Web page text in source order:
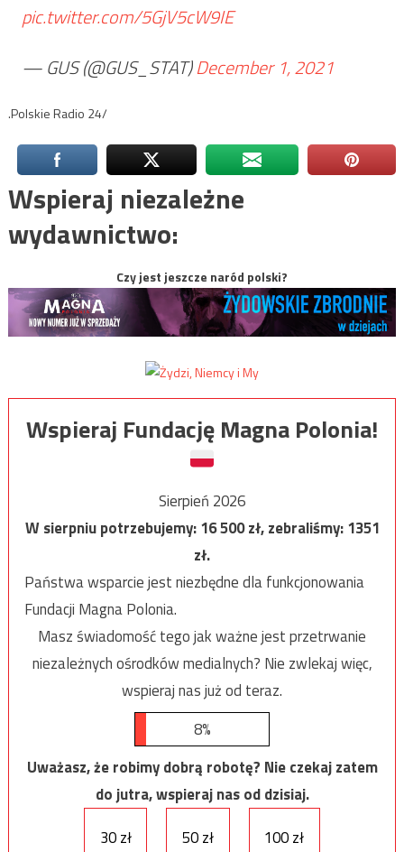
pic.twitter.com/5GjV5cW9IE
— GUS (@GUS_STAT)December 1, 2021
.Polskie Radio 24/
Wspieraj niezależne
wydawnictwo:
Czy jest jeszcze naród polski?
Wspieraj Fundację Magna Polonia!
Sierpień 2026
W sierpniu potrzebujemy:16 500zł, zebraliśmy:1351
zł.
Państwa wsparcie jest niezbędne dla funkcjonowania
Fundacji Magna Polonia.
Masz świadomość tego jak ważne jest przetrwanie
niezależnych ośrodków medialnych? Nie zwlekaj więc,
wspieraj nas już od teraz.
8%
Uważasz, że robimy dobrą robotę? Nie czekaj zatem
do jutra, wspieraj nas od dzisiaj.
30 zł
50 zł 100 zł